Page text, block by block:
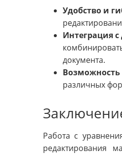
Удобство и
Интеграция
документа.
Возможность
различных
Работа с
редактирования